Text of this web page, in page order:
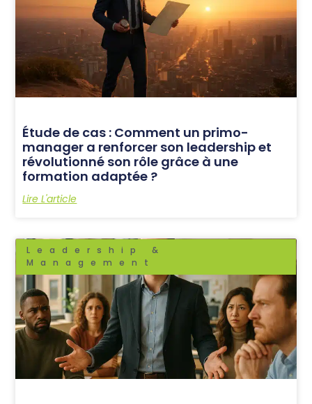
Étude de cas : Comment un primo-
manager a renforcer son leadership et
révolutionné son rôle grâce à une
formation adaptée ?
Lire L'article
Leadership &
Management